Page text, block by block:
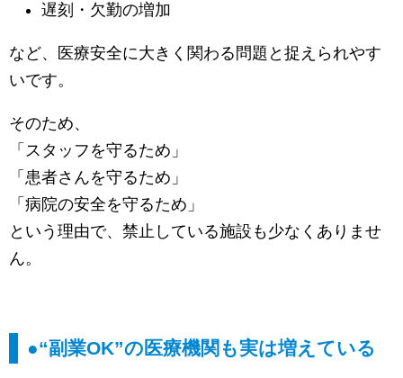
遅刻・欠勤の増加
など、医療安全に大きく関わる問題と捉えられやす
いです。
そのため、
「スタッフを守るため」
「患者さんを守るため」
「病院の安全を守るため」
という理由で、禁止している施設も少なくありませ
ん。
●“副業OK”の医療機関も実は増えている